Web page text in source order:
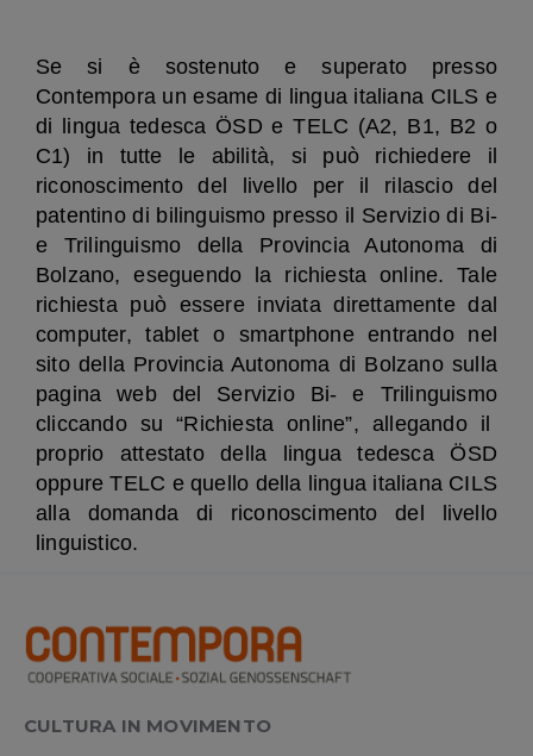
Se si è sostenuto e superato presso
Contempora un esame di lingua italiana CILS e
di lingua tedesca ÖSD e TELC (A2, B1, B2 o
C1) in tutte le abilità, si può richiedere il
riconoscimento del livello per il rilascio del
patentino di bilinguismo presso il Servizio di Bi-
e Trilinguismo della Provincia Autonoma di
Bolzano, eseguendo la richiesta online. Tale
richiesta può essere inviata direttamente dal
computer, tablet o smartphone entrando nel
sito della Provincia Autonoma di Bolzano sulla
pagina web del Servizio Bi- e Trilinguismo
cliccando su “Richiesta online”, allegando il
proprio attestato della lingua tedesca ÖSD
oppure TELC e quello della lingua italiana CILS
alla domanda di riconoscimento del livello
linguistico.
CULTURA IN MOVIMENTO